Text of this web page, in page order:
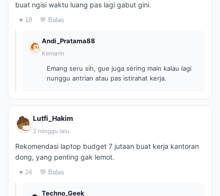
buat ngisi waktu luang pas lagi gabut gini.
♥ 18 💬 Balas
Andi_Pratama88
Kemarin
Emang seru sih, gue juga sering main kalau lagi
nunggu antrian atau pas istirahat kerja.
Lutfi_Hakim
2 minggu lalu
Rekomendasi laptop budget 7 jutaan buat kerja kantoran
dong, yang penting gak lemot.
♥ 24 💬 Balas
Techno_Geek